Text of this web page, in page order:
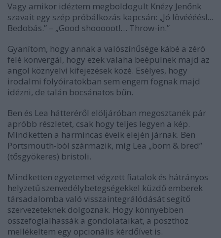
Vagy amikor idéztem megboldogult Knézy Jenőnk
szavait egy szép próbálkozás kapcsán: „Jó lövéééés!...
Bedobás.” – „Good shooooot!… Throw-in.”
Gyanítom, hogy annak a valószínűsége kábé a zéró
felé konvergál, hogy ezek valaha beépülnek majd az
angol köznyelvi kifejezések közé. Esélyes, hogy
irodalmi folyóiratokban sem engem fognak majd
idézni, de talán bocsánatos bűn.
Ben és Lea hátteréről elöljáróban megosztanék pár
apróbb részletet, csak hogy teljes legyen a kép.
Mindketten a harmincas éveik elején járnak. Ben
Portsmouth-ból származik, míg Lea „born & bred”
(tősgyökeres) bristoli.
Mindketten egyetemet végzett fiatalok és hátrányos
helyzetű szenvedélybetegségekkel küzdő emberek
társadalomba való visszaintegrálódását segítő
szervezeteknek dolgoznak. Hogy könnyebben
összefoglalhassák a gondolataikat, a poszthoz
mellékeltem egy opcionális kérdőívet is.